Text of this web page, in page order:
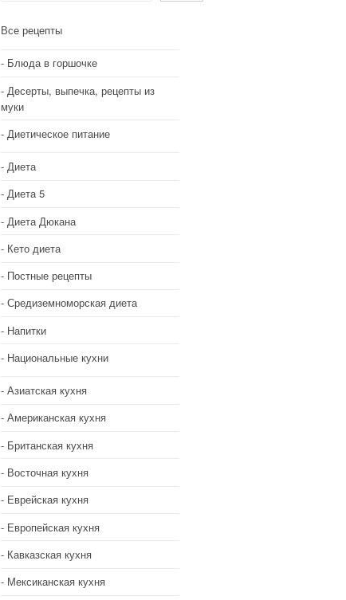
Все рецепты
Блюда в горшочке
Десерты, выпечка, рецепты из
муки
Диетическое питание
Диета
Диета 5
Диета Дюкана
Кето диета
Постные рецепты
Средиземноморская диета
Напитки
Национальные кухни
Азиатская кухня
Американская кухня
Британская кухня
Восточная кухня
Еврейская кухня
Европейская кухня
Кавказская кухня
Мексиканская кухня